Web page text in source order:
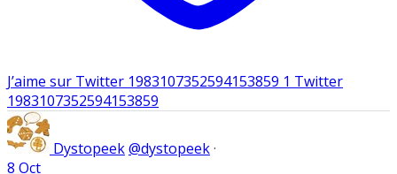
J’aime sur Twitter 1983107352594153859 1 Twitter
1983107352594153859
Dystopeek@dystopeek·
8 Oct